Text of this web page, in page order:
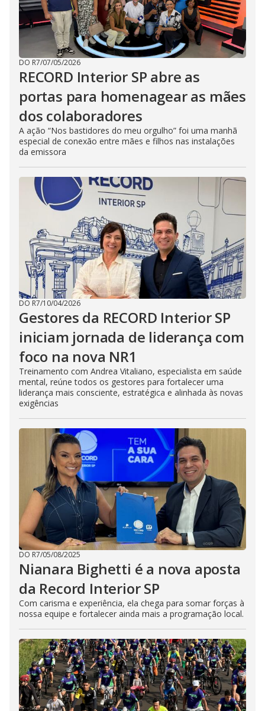
DO R7/07/05/2026
RECORD Interior SP abre as
portas para homenagear as mães
dos colaboradores
A ação “Nos bastidores do meu orgulho” foi uma manhã
especial de conexão entre mães e filhos nas instalações
da emissora
DO R7/10/04/2026
Gestores da RECORD Interior SP
iniciam jornada de liderança com
foco na nova NR1
Treinamento com Andrea Vitaliano, especialista em saúde
mental, reúne todos os gestores para fortalecer uma
liderança mais consciente, estratégica e alinhada às novas
exigências
DO R7/05/08/2025
Nianara Bighetti é a nova aposta
da Record Interior SP
Com carisma e experiência, ela chega para somar forças à
nossa equipe e fortalecer ainda mais a programação local.